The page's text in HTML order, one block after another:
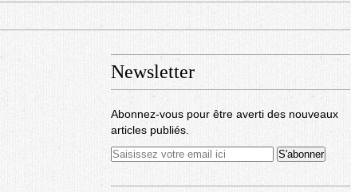
Newsletter
Abonnez-vous pour être averti des nouveaux
articles publiés.